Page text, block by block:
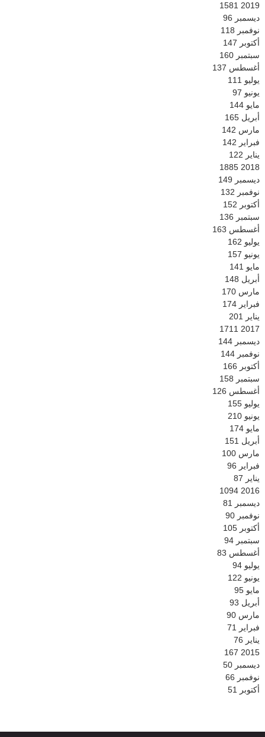
2019
1581
ديسمبر 96
نوفمبر 118
أكتوبر 147
سبتمبر 160
أغسطس 137
يوليو 111
يونيو 97
مايو 144
أبريل 165
مارس 142
فبراير 142
يناير 122
2018
1885
ديسمبر 149
نوفمبر 132
أكتوبر 152
سبتمبر 136
أغسطس 163
يوليو 162
يونيو 157
مايو 141
أبريل 148
مارس 170
فبراير 174
يناير 201
2017
1711
ديسمبر 144
نوفمبر 144
أكتوبر 166
سبتمبر 158
أغسطس 126
يوليو 155
يونيو 210
مايو 174
أبريل 151
مارس 100
فبراير 96
يناير 87
2016
1094
ديسمبر 81
نوفمبر 90
أكتوبر 105
سبتمبر 94
أغسطس 83
يوليو 94
يونيو 122
مايو 95
أبريل 93
مارس 90
فبراير 71
يناير 76
2015
167
ديسمبر 50
نوفمبر 66
أكتوبر 51